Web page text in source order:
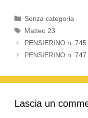
Categorie
Senza categoria
Tag
Matteo 23
PENSIERINO n.
PENSIERINO n.
Lascia un